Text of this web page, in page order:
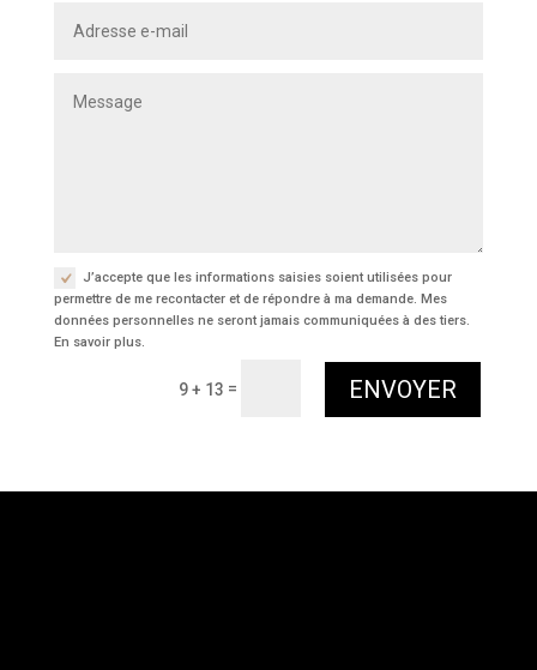
J’accepte que les informations saisies soient utilisées pour
permettre de me recontacter et de répondre à ma demande. Mes
données personnelles ne seront jamais communiquées à des tiers.
En savoir plus.
9 + 13 = ENVOYER